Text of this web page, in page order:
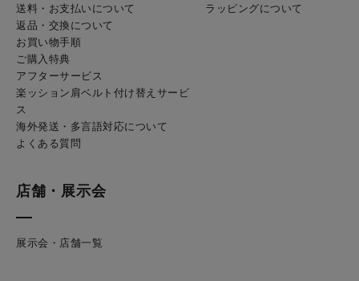
送料・お支払いについて
返品・交換について
お買い物手順
ご購入特典
アフターサービス
楽ッション肩ベルト付け替えサービ
ス
海外発送・多言語対応について
よくある質問
ラッピングについて
店舗・展示会
展示会・店舗一覧